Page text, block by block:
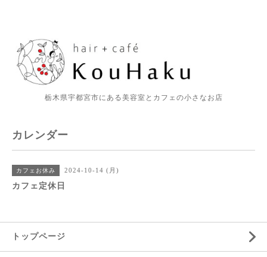
栃木県宇都宮市にある美容室とカフェの小さなお店
カレンダー
カフェお休み 2024-10-14 (月)
カフェ定休日
トップページ